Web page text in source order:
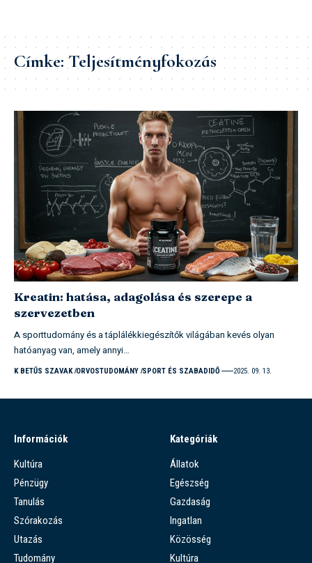
Címke:Teljesítményfokozás
Kreatin: hatása, adagolása és szerepe a
szervezetben
A sporttudomány és a táplálékkiegészítők világában kevés olyan
hatóanyag van, amely annyi…
K BETŰS SZAVAK ORVOSTUDOMÁNY SPORT ÉS SZABADIDŐ 2025. 09. 13.
Információk
Kultúra
Pénzügy
Tanulás
Szórakozás
Utazás
Tudomány
Kategóriák
Állatok
Egészség
Gazdaság
Ingatlan
Közösség
Kultúra